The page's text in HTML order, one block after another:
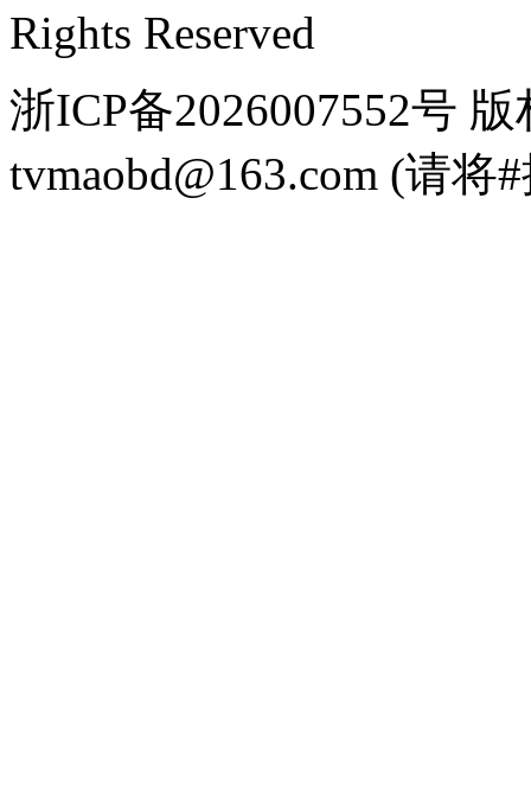
Rights Reserved
浙ICP备2026007552号
tvmaobd@163.com (请